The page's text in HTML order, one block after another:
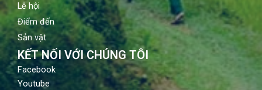
Lễ hội
Điểm đến
Sản vật
KẾT NỐI VỚI CHÚNG TÔI
Facebook
Youtube